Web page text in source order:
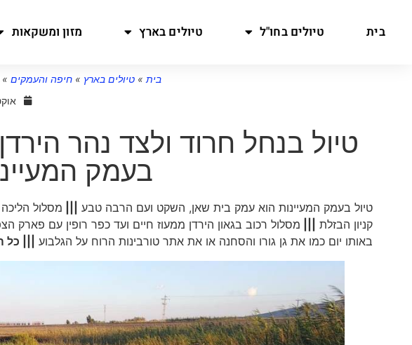
בית טיולים בחו"ל טיולים בארץ מזון ומשקאות
בית »טיולים בארץ »חיפה והעמקים
טיול בנחל חרוד ולצד נהר
בעמק
טיול בעמק המעיינות הוא עמק בית שאן, השקט ועם הרבה טבע
מסלול
קניון הבזלת
מסלול רכוב בגאון הירדן ממעוז חיים ועד כפר רופין עם פארק
באותו יום כמו את גן גורו והסחנה או את אתר טורבינות הרוח על הגלבוע
|||